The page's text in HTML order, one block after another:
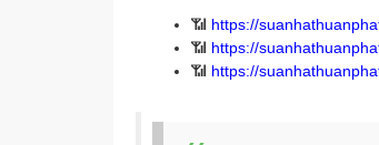
📶 https://
📶 https://
📶 https://